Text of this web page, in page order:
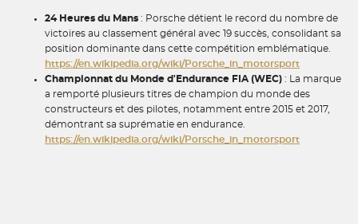
24 Heures du Mans : Porsche détient le record du nombre de
victoires au classement général avec 19 succès, consolidant sa
position dominante dans cette compétition emblématique.
https://en.wikipedia.org/wiki/Porsche_in_motorsport
Championnat du Monde d'Endurance FIA (WEC) : La marque
a remporté plusieurs titres de champion du monde des
constructeurs et des pilotes, notamment entre 2015 et 2017,
démontrant sa suprématie en endurance.
https://en.wikipedia.org/wiki/Porsche_in_motorsport